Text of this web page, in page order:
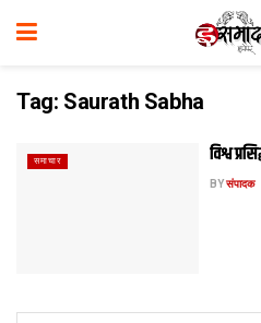
Tag: Saurath Sabha
समाचार विश्व
BYसंपादक